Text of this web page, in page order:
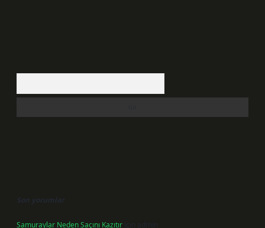
Son yorumlar
Samuraylar Neden Saçını Kazıtır için
admin